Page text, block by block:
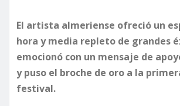
El artista almeriense ofreció un
hora y media repleto de grandes
emocionó con un mensaje de
y puso el broche de oro a la
festival.